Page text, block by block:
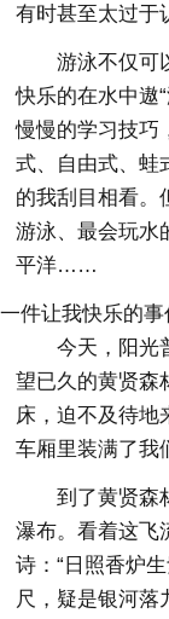
有时甚至太过于
游泳不仅可
快乐的在水中遨
慢慢的学习技巧
式、自由式、
的我刮目相看。
游泳、最会玩水
平洋……
一件让我快乐的事
今天，阳光
望已久的黄贤森
床，迫不及待地
车厢里装满了我
到了黄贤森
瀑布。看着这飞
诗：“日照香炉
尺，疑是银河落